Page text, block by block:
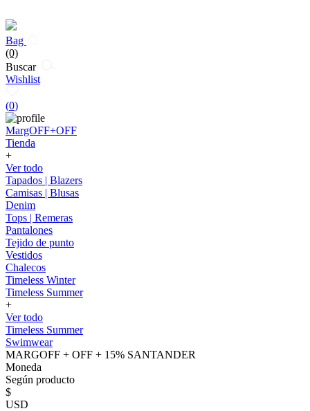
Bag
(0)
Buscar
Wishlist
(0)
MargOFF+OFF
Tienda
+
Ver todo
Tapados | Blazers
Camisas | Blusas
Denim
Tops | Remeras
Pantalones
Tejido de punto
Vestidos
Chalecos
Timeless Winter
Timeless Summer
+
Ver todo
Timeless Summer
Swimwear
MARGOFF + OFF + 15% SANTANDER
Moneda
Según producto
$
USD